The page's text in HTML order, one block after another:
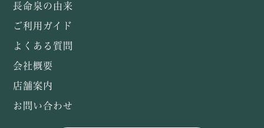
長命泉の由来
ご利用ガイド
よくある質問
会社概要
店舗案内
お問い合わせ